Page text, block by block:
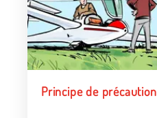
Principe de précaution